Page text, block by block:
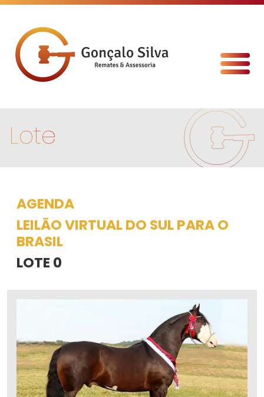
Lote
AGENDA
LEILÃO VIRTUAL DO SUL PARA O
BRASIL
LOTE 0